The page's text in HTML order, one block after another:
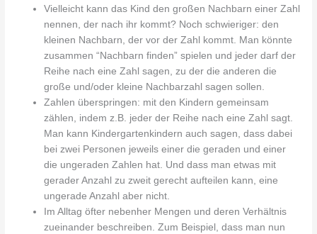
Vielleicht kann das Kind den großen Nachbarn einer Zahl
nennen, der nach ihr kommt? Noch schwieriger: den
kleinen Nachbarn, der vor der Zahl kommt. Man könnte
zusammen “Nachbarn finden” spielen und jeder darf der
Reihe nach eine Zahl sagen, zu der die anderen die
große und/oder kleine Nachbarzahl sagen sollen.
Zahlen überspringen: mit den Kindern gemeinsam
zählen, indem z.B. jeder der Reihe nach eine Zahl sagt.
Man kann Kindergartenkindern auch sagen, dass dabei
bei zwei Personen jeweils einer die geraden und einer
die ungeraden Zahlen hat. Und dass man etwas mit
gerader Anzahl zu zweit gerecht aufteilen kann, eine
ungerade Anzahl aber nicht.
Im Alltag öfter nebenher Mengen und deren Verhältnis
zueinander beschreiben. Zum Beispiel, dass man nun